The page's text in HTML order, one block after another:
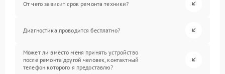
От чего зависит срок ремонта техники?
Диагностика проводится бесплатно?
Может ли вместо меня принять устройство
после ремонта другой человек, контактный
телефон которого я предоставлю?